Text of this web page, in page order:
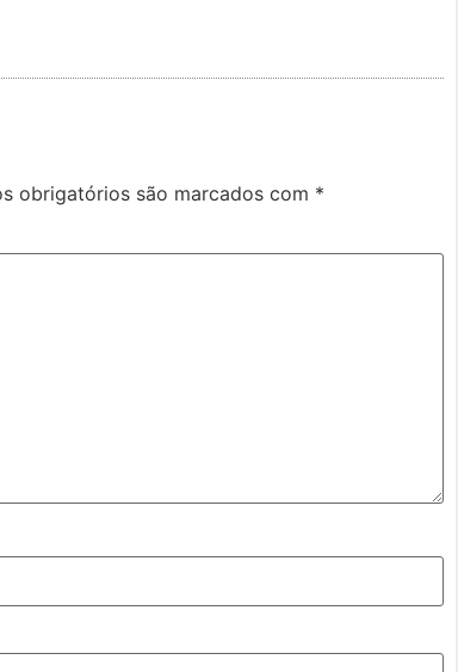
obrigatórios são marcados com *